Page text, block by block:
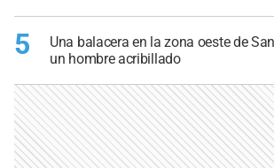
5
Una balacera en la zona oeste de
un hombre acribillado